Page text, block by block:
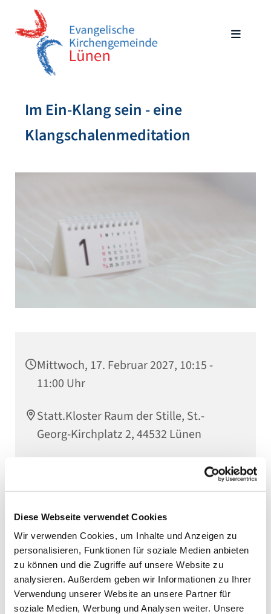
Diese Webseite verwendet Cookies
Wir verwenden Cookies, um Inhalte und Anzeigen zu
personalisieren, Funktionen für soziale Medien anbieten
zu können und die Zugriffe auf unsere Website zu
analysieren. Außerdem geben wir Informationen zu Ihrer
Verwendung unserer Website an unsere Partner für
soziale Medien, Werbung und Analysen weiter. Unsere
Im Ein-Klang sein - eine
Klangschalenmeditation
Mittwoch, 17. Februar 2027, 10:15 -
11:00 Uhr
Statt.Kloster Raum der Stille, St.-
Georg-Kirchplatz 2, 44532 Lünen